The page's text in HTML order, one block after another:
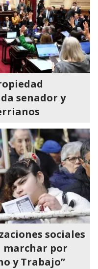
senador y
sociales
marchar por
y Trabajo”